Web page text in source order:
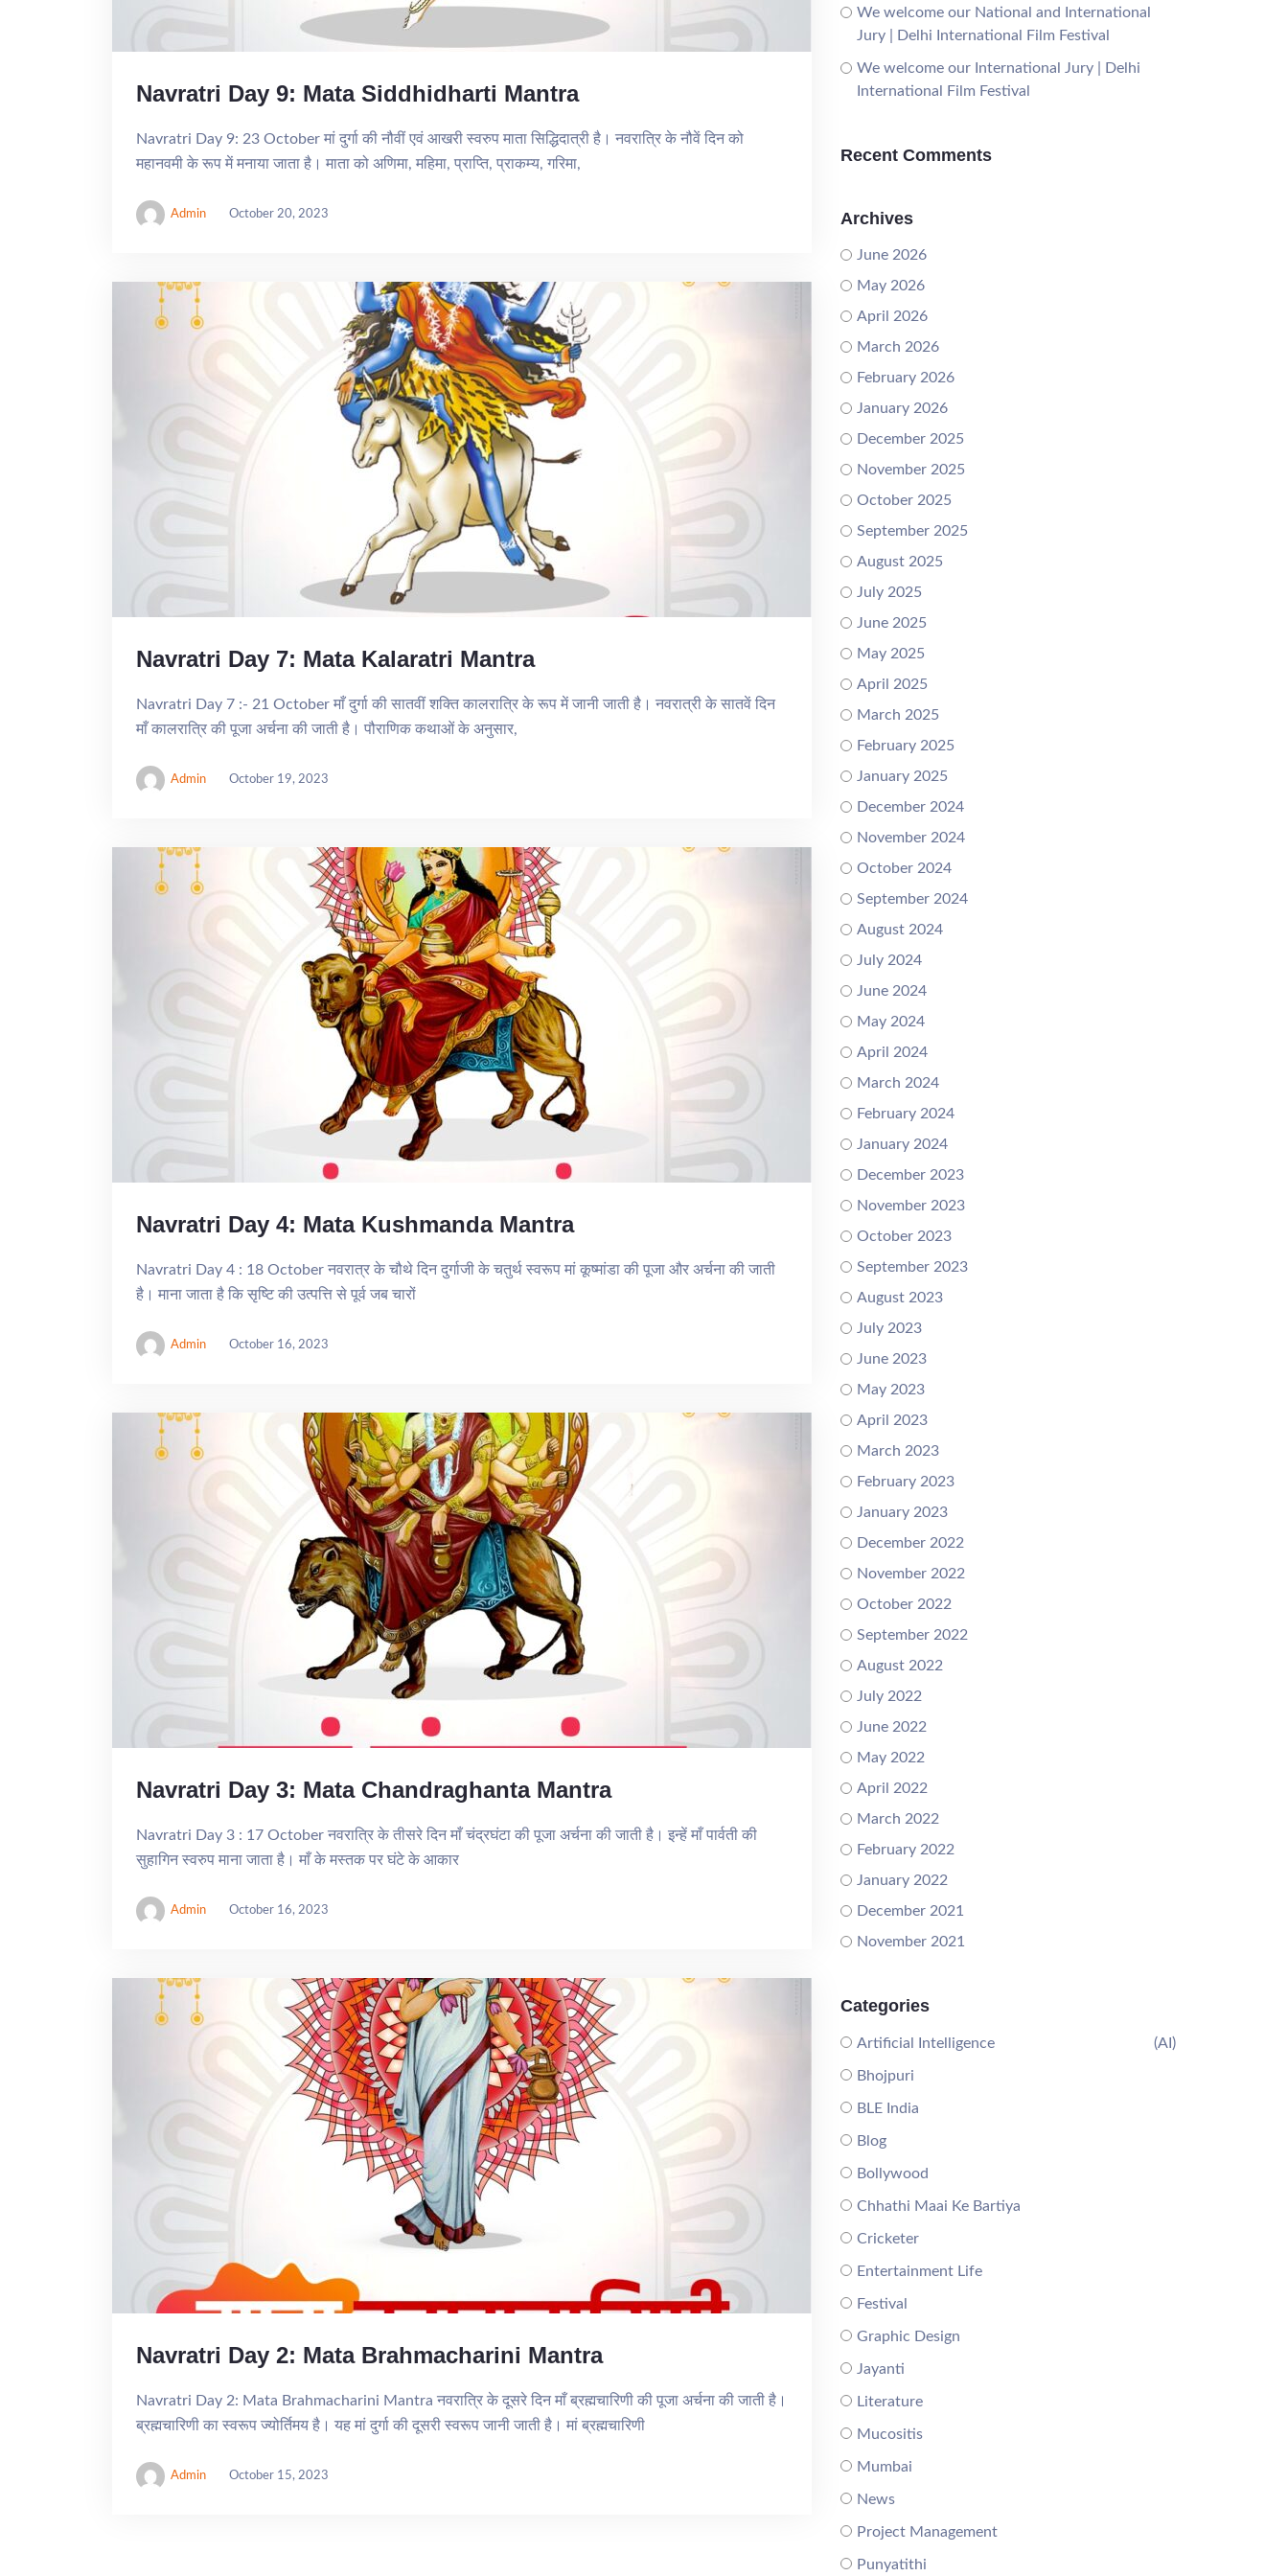
Navratri Day 9: Mata Siddhidharti Mantra
Navratri Day 9: 23 October मां दुर्गा की नौवीं एवं आखरी स्वरुप माता सिद्धिदात्री है। नवरात्रि के नौवें दिन को
महानवमी के रूप में मनाया जाता है। माता को अणिमा, महिमा, प्राप्ति, प्राकम्य, गरिमा,
Admin October 20, 2023
Navratri Day 7: Mata Kalaratri Mantra
Navratri Day 7 :- 21 October माँ दुर्गा की सातवीं शक्ति कालरात्रि के रूप में जानी जाती है। नवरात्री के सातवें दिन
माँ कालरात्रि की पूजा अर्चना की जाती है। पौराणिक कथाओं के अनुसार,
Admin October 19, 2023
Navratri Day 4: Mata Kushmanda Mantra
Navratri Day 4 : 18 October नवरात्र के चौथे दिन दुर्गाजी के चतुर्थ स्वरूप मां कूष्मांडा की पूजा और अर्चना की जाती
है। माना जाता है कि सृष्टि की उत्पत्ति से पूर्व जब चारों
Admin October 16, 2023
Navratri Day 3: Mata Chandraghanta Mantra
Navratri Day 3 : 17 October नवरात्रि के तीसरे दिन माँ चंद्रघंटा की पूजा अर्चना की जाती है। इन्हें माँ पार्वती की
सुहागिन स्वरुप माना जाता है। माँ के मस्तक पर घंटे के आकार
Admin October 16, 2023
Navratri Day 2: Mata Brahmacharini Mantra
Navratri Day 2: Mata Brahmacharini Mantra नवरात्रि के दूसरे दिन माँ ब्रह्मचारिणी की पूजा अर्चना की जाती है।
ब्रह्मचारिणी का स्वरूप ज्योर्तिमय है। यह मां दुर्गा की दूसरी स्वरूप जानी जाती है। मां ब्रह्मचारिणी
Admin October 15, 2023
We welcome our National and International
Jury | Delhi International Film Festival
We welcome our International Jury | Delhi
International Film Festival
Recent Comments
Archives
June 2026
May 2026
April 2026
March 2026
February 2026
January 2026
December 2025
November 2025
October 2025
September 2025
August 2025
July 2025
June 2025
May 2025
April 2025
March 2025
February 2025
January 2025
December 2024
November 2024
October 2024
September 2024
August 2024
July 2024
June 2024
May 2024
April 2024
March 2024
February 2024
January 2024
December 2023
November 2023
October 2023
September 2023
August 2023
July 2023
June 2023
May 2023
April 2023
March 2023
February 2023
January 2023
December 2022
November 2022
October 2022
September 2022
August 2022
July 2022
June 2022
May 2022
April 2022
March 2022
February 2022
January 2022
December 2021
November 2021
Categories
Artificial Intelligence (AI)
Bhojpuri
BLE India
Blog
Bollywood
Chhathi Maai Ke Bartiya
Cricketer
Entertainment Life
Festival
Graphic Design
Jayanti
Literature
Mucositis
Mumbai
News
Project Management
Punyatithi